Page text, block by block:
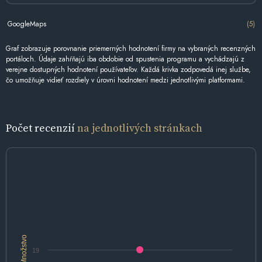
GoogleMaps (5)
Graf zobrazuje porovnanie priemerných hodnotení firmy na vybraných recenzných
portáloch. Údaje zahŕňajú iba obdobie od spustenia programu a vychádzajú z
verejne dostupných hodnotení používateľov. Každá krivka zodpovedá inej službe,
čo umožňuje vidieť rozdiely v úrovni hodnotení medzi jednotlivými platformami.
Počet recenziína jednotlivých stránkach
Množstvo 19